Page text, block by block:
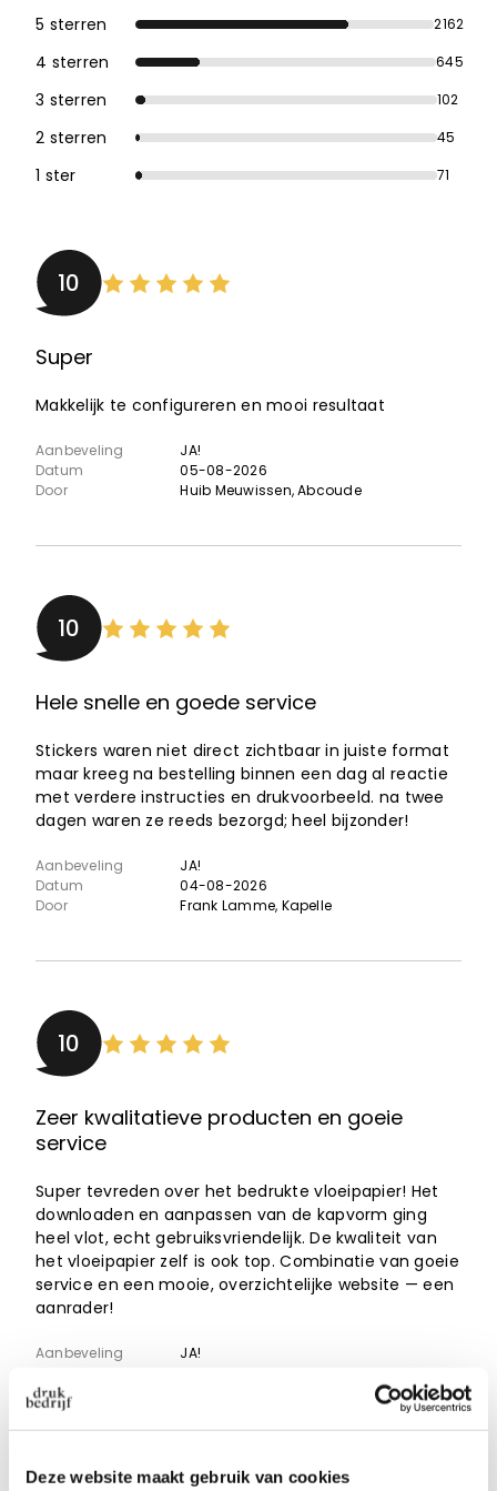
Deze website maakt gebruik van cookies
5 sterren 2162
4 sterren 645
3 sterren 102
2 sterren 45
1 ster 71
10
Super
Makkelijk te configureren en mooi resultaat
Aanbeveling
JA!
Datum
05-08-2026
Door
Huib Meuwissen, Abcoude
10
Hele snelle en goede service
Stickers waren niet direct zichtbaar in juiste format
maar kreeg na bestelling binnen een dag al reactie
met verdere instructies en drukvoorbeeld. na twee
dagen waren ze reeds bezorgd; heel bijzonder!
Aanbeveling
JA!
Datum
04-08-2026
Door
Frank Lamme, Kapelle
10
Zeer kwalitatieve producten en goeie
service
Super tevreden over het bedrukte vloeipapier! Het
downloaden en aanpassen van de kapvorm ging
heel vlot, echt gebruiksvriendelijk. De kwaliteit van
het vloeipapier zelf is ook top. Combinatie van goeie
service en een mooie, overzichtelijke website — een
aanrader!
Aanbeveling
JA!
Door
, Hofstade